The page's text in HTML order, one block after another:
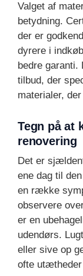
Valget af
betydning.
der er
dyrere i
bedre garanti.
tilbud, der
materialer,
Tegn på at
renovering
Det er
ene dag til
en række
observere
er en
udendørs.
eller sive op
ofte